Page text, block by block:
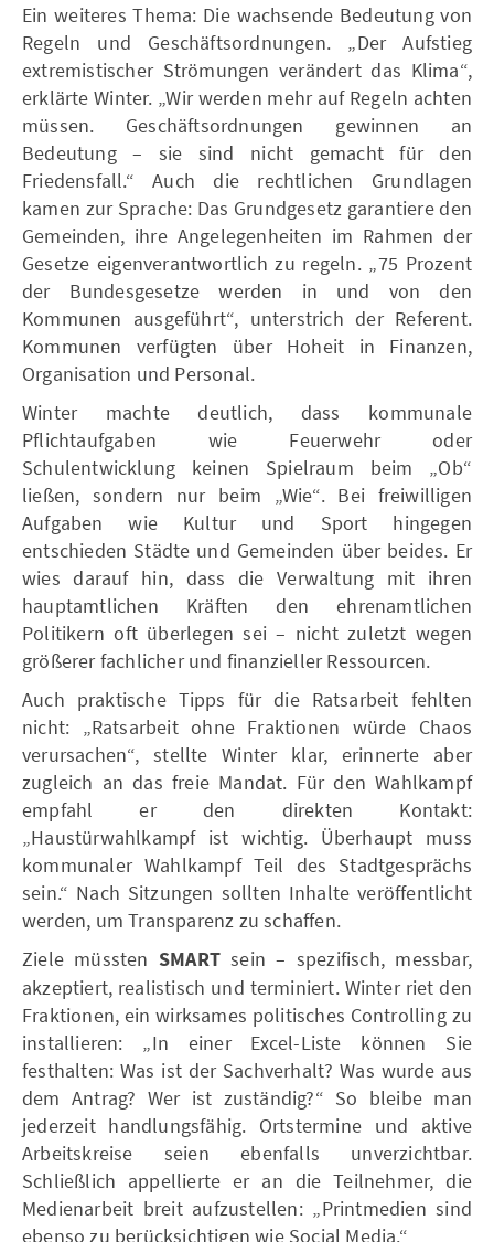
Ein weiteres Thema: Die wachsende Bedeutung von
Regeln und Geschäftsordnungen. „Der Aufstieg
extremistischer Strömungen verändert das Klima“,
erklärte Winter. „Wir werden mehr auf Regeln achten
müssen. Geschäftsordnungen gewinnen an
Bedeutung – sie sind nicht gemacht für den
Friedensfall.“ Auch die rechtlichen Grundlagen
kamen zur Sprache: Das Grundgesetz garantiere den
Gemeinden, ihre Angelegenheiten im Rahmen der
Gesetze eigenverantwortlich zu regeln. „75 Prozent
der Bundesgesetze werden in und von den
Kommunen ausgeführt“, unterstrich der Referent.
Kommunen verfügten über Hoheit in Finanzen,
Organisation und Personal.
Winter machte deutlich, dass kommunale
Pflichtaufgaben wie Feuerwehr oder
Schulentwicklung keinen Spielraum beim „Ob“
ließen, sondern nur beim „Wie“. Bei freiwilligen
Aufgaben wie Kultur und Sport hingegen
entschieden Städte und Gemeinden über beides. Er
wies darauf hin, dass die Verwaltung mit ihren
hauptamtlichen Kräften den ehrenamtlichen
Politikern oft überlegen sei – nicht zuletzt wegen
größerer fachlicher und finanzieller Ressourcen.
Auch praktische Tipps für die Ratsarbeit fehlten
nicht: „Ratsarbeit ohne Fraktionen würde Chaos
verursachen“, stellte Winter klar, erinnerte aber
zugleich an das freie Mandat. Für den Wahlkampf
empfahl er den direkten Kontakt:
„Haustürwahlkampf ist wichtig. Überhaupt muss
kommunaler Wahlkampf Teil des Stadtgesprächs
sein.“ Nach Sitzungen sollten Inhalte veröffentlicht
werden, um Transparenz zu schaffen.
Ziele müssten SMART sein – spezifisch, messbar,
akzeptiert, realistisch und terminiert. Winter riet den
Fraktionen, ein wirksames politisches Controlling zu
installieren: „In einer Excel-Liste können Sie
festhalten: Was ist der Sachverhalt? Was wurde aus
dem Antrag? Wer ist zuständig?“ So bleibe man
jederzeit handlungsfähig. Ortstermine und aktive
Arbeitskreise seien ebenfalls unverzichtbar.
Schließlich appellierte er an die Teilnehmer, die
Medienarbeit breit aufzustellen: „Printmedien sind
ebenso zu berücksichtigen wie Social Media.“